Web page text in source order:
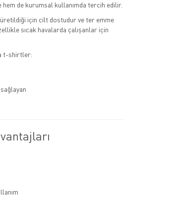
hem de kurumsal kullanımda tercih edilir.
için cilt dostudur ve ter emme
sıcak havalarda çalışanlar için
t-shirtler: